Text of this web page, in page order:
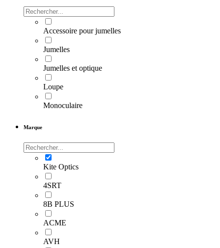
Accessoire pour jumelles
Jumelles
Jumelles et optique
Loupe
Monoculaire
Marque
Kite Optics
4SRT
8B PLUS
ACME
AVH